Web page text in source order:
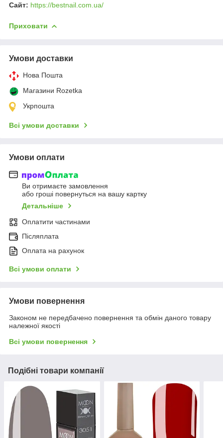
Сайт: https://bestnail.com.ua/
Приховати
Умови доставки
Нова Пошта
Магазини Rozetka
Укрпошта
Всі умови доставки
Умови оплати
Ви отримаєте замовлення
або гроші повернуться на вашу картку
Детальніше
Оплатити частинами
Післяплата
Оплата на рахунок
Всі умови оплати
Умови повернення
Законом не передбачено повернення та обмін даного товару
належної якості
Всі умови повернення
Подібні товари компанії